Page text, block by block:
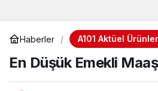
Haberler A101 Aktüel Ürünler
En Düşük Emekli